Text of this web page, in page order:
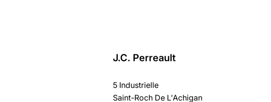
J.C. Perreault
5 Industrielle
Saint-Roch De L'Achigan